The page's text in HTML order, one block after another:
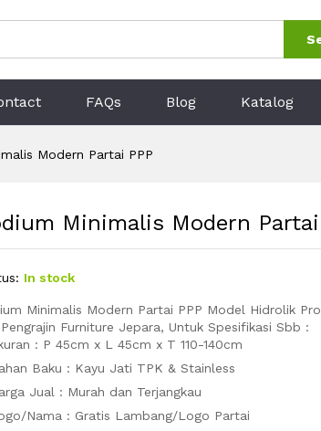
FAQs Blog Katalog
Modern Partai PPP
Minimalis Modern Partai
In stock
Minimalis Modern Partai PPP Model Hidrolik
Furniture Jepara, Untuk Spesifikasi Sbb :
: P 45cm x L 45cm x T 110-140cm
Baku : Kayu Jati TPK & Stainless
Jual : Murah dan Terjangkau
Nama : Gratis Lambang/Logo Partai